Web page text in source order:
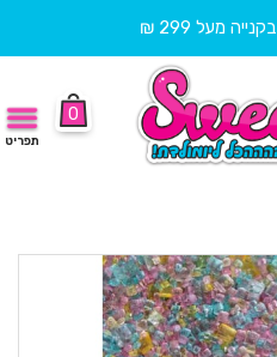
בקנייה מעל 299 ₪
0
תפריט